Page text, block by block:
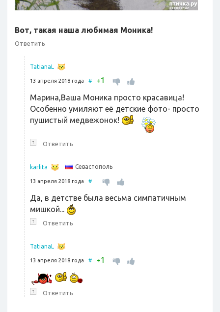
Вот, такая наша любимая Моника!
Ответить
TatianaL
13 апреля 2018 года # +1
Марина,Ваша Моника просто красавица!
Особенно умиляют её детские фото- просто
пушистый медвежонок!
↑ Ответить
karlita Севастополь
13 апреля 2018 года #
Да, в детстве была весьма симпатичным
мишкой...
↑ Ответить
TatianaL
13 апреля 2018 года # +1
↑ Ответить